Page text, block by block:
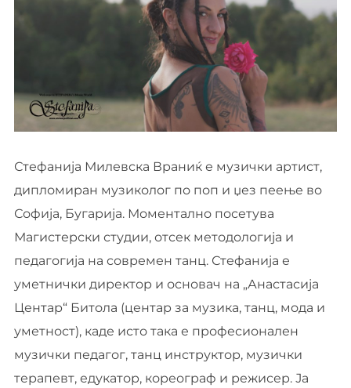
Стефанија Милевска Враниќ е музички артист,
дипломиран музиколог по поп и џез пеење во
Софија, Бугарија. Моментално посетува
Магистерски студии, отсек методологија и
педагогија на современ танц. Стефанија е
уметнички директор и основач на „Анастасија
Центар“ Битола (центар за музика, танц, мода и
уметност), каде исто така е професионален
музички педагог, танц инструктор, музички
терапевт, едукатор, кореограф и режисер. Ја